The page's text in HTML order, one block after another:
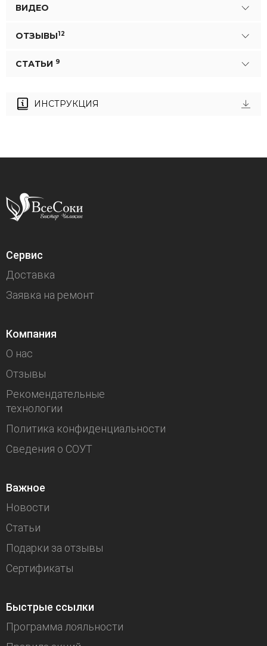
ВИДЕО
ОТЗЫВЫ12
СТАТЬИ 9
ИНСТРУКЦИЯ
Сервис
Доставка
Заявка на ремонт
Компания
О нас
Отзывы
Рекомендательные
технологии
Политика конфиденциальности
Сведения о СОУТ
Важное
Новости
Статьи
Подарки за отзывы
Сертификаты
Быстрые ссылки
Программа лояльности